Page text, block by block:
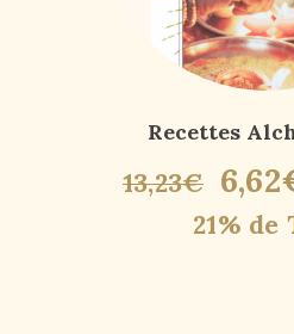
Recettes
13,23€ 6,62
21% de